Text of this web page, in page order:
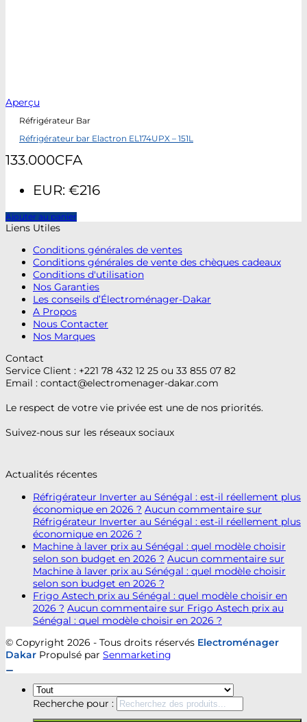
Aperçu
Réfrigérateur Bar
Réfrigérateur bar Elactron EL174UPX – 151L
133.000CFA
EUR: €216
Ajouter au panier
Liens Utiles
Conditions générales de ventes
Conditions générales de vente des chèques cadeaux
Conditions d'utilisation
Nos Garanties
Les conseils d’Électroménager-Dakar
A Propos
Nous Contacter
Nos Marques
Contact
Service Client : +221 78 432 12 25 ou 33 855 07 82
Email : contact@electromenager-dakar.com
Le respect de votre vie privée est une de nos priorités.
Suivez-nous sur les réseaux sociaux
Actualités récentes
Réfrigérateur Inverter au Sénégal : est-il réellement plus
économique en 2026 ? Aucun commentaire sur
Réfrigérateur Inverter au Sénégal : est-il réellement plus
économique en 2026 ?
Machine à laver prix au Sénégal : quel modèle choisir
selon son budget en 2026 ? Aucun commentaire sur
Machine à laver prix au Sénégal : quel modèle choisir
selon son budget en 2026 ?
Frigo Astech prix au Sénégal : quel modèle choisir en
2026 ? Aucun commentaire sur Frigo Astech prix au
Sénégal : quel modèle choisir en 2026 ?
© Copyright 2026 - Tous droits réservés Electroménager
Dakar Propulsé par Senmarketing
Recherche pour :